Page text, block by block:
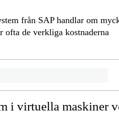
från SAP handlar om
ofta de verkliga kostnaderna
i virtuella maskiner